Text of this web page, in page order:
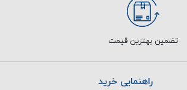
تضمین بهترین قیمت
راهنمایی خرید